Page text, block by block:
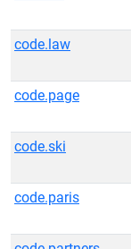
code.law
code.page
code.ski
code.paris